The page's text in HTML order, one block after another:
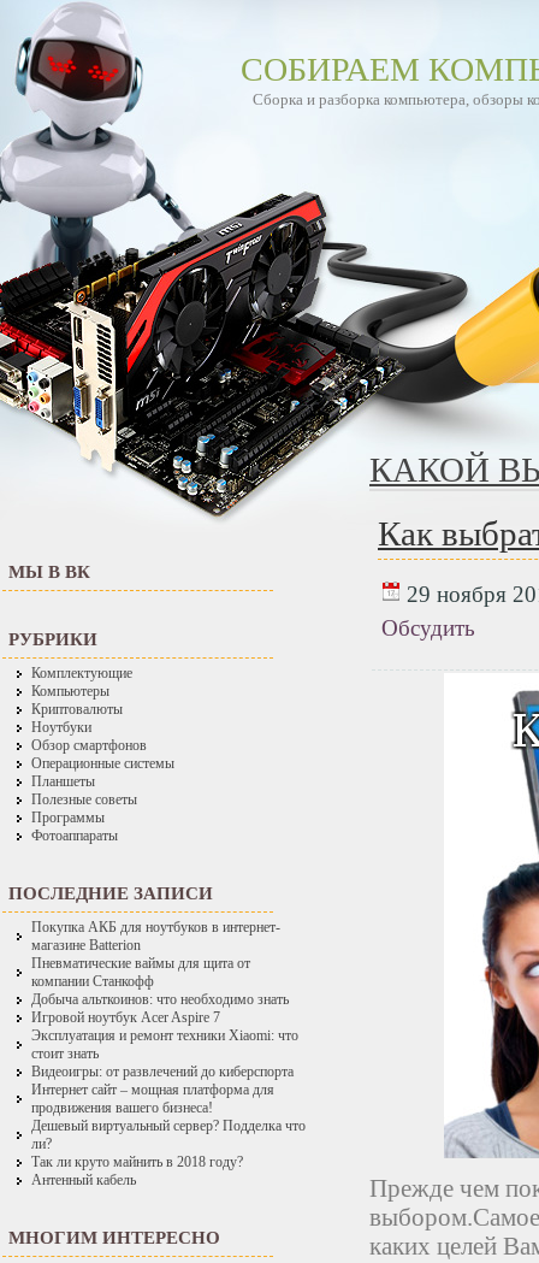
СОБИРАЕМ
Сборка и разборка компьютера, обзоры
МЫ В ВК
РУБРИКИ
Комплектующие
Компьютеры
Криптовалюты
Ноутбуки
Обзор смартфонов
Операционные системы
Планшеты
Полезные советы
Программы
Фотоаппараты
ПОСЛЕДНИЕ ЗАПИСИ
Покупка АКБ для ноутбуков в интернет-
магазине Batterion
Пневматические ваймы для щита от
компании Станкофф
Добыча альткоинов: что необходимо знать
Игровой ноутбук Acer Aspire 7
Эксплуатация и ремонт техники Xiaomi: что
стоит знать
Видеоигры: от развлечений до киберспорта
Интернет сайт – мощная платформа для
продвижения вашего бизнеса!
Дешевый виртуальный сервер? Подделка что
ли?
Так ли круто майнить в 2018 году?
Антенный кабель
МНОГИМ ИНТЕРЕСНО
КАКОЙ
Как
29 ноября
Обсудить
Прежде чем
выбором.Самое
каких целей